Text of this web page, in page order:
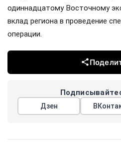
одиннадцатому Восточному
вклад региона в проведение
операции.
Дзен